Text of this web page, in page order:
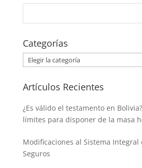
Categorías
Categorías
Artículos Recientes
¿Es válido el testamento en
límites para disponer de la masa
Modificaciones al Sistema Integral
Seguros